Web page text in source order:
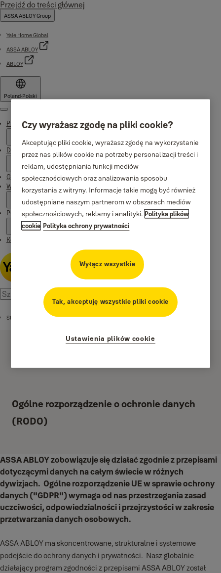
Przejdź do treści głównej
ASSA ABLOY Group
Yale Home Global
ASSA ABLOY
ABLOY
Poland·Polski
Menu
Produkty
Dlaczego Yale
Gdzie kupić
Wsparcie
Publikacje
Kontakt
Strona główna
Ogólne rozporządzenie o ochronie danych
(RODO)
ASSA ABLOY zobowiązuje się działać zgodnie z przepisami
dotyczącymi danych na całym świecie w różnych
dywizjach. Ogólne rozporządzenie UE w sprawie ochrony
danych ("GDPR") wymaga od nas przestrzegania zasad
uczciwości, odpowiedzialności i przejrzystości w zakresie
przetwarzania danych osobowych.
ASSA ABLOY ma skoncentrowane, strukturalne i systemowe
podejście do ochrony danych i prywatności. Nasz globalnie
działający program zgodności z przepisami ASSA ABLOY został
Czy wyrażasz zgodę na pliki cookie?
Akceptując pliki cookie, wyrażasz zgodę na wykorzystanie
przez nas plików cookie na potrzeby personalizacji treści i
reklam, udostępniania funkcji mediów
społecznościowych oraz analizowania sposobu
korzystania z witryny. Informacje takie mogą być również
udostępniane naszym partnerom w obszarach mediów
społecznościowych, reklamy i analityki. Polityka plików
cookie Polityka ochrony prywatności
Wyłącz wszystkie
Tak, akceptuję wszystkie pliki cookie
Ustawienia plików cookie